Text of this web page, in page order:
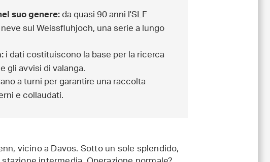
suo genere:da quasi 90 anni l'SLF
sul Weissfluhjoch, una serie a lungo
i dati costituiscono la base per la ricerca
gli avvisi di valanga.
a turni per garantire una raccolta
e collaudati.
vicino a Davos. Sotto un sole splendido,